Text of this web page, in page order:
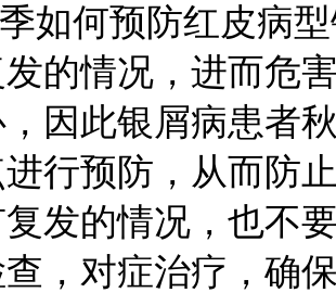
预防红皮病型
的情况，进而危
因此银屑病患者
行预防，从而防
发的情况，也不
，对症治疗，确